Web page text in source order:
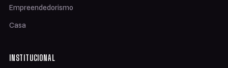
Empreendedorismo
Casa
INSTITUCIONAL